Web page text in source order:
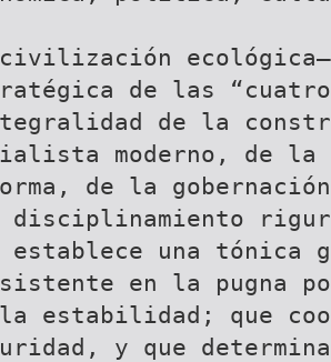
de las
de la
moderno, de la
de la
disciplinamiento
establece una tónica
en la pugna
estabilidad; que
y que